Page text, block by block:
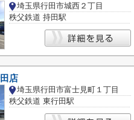
埼玉県行田市城西２丁目
秩父鉄道 持田駅
店
埼玉県行田市富士見町１丁目
秩父鉄道 東行田駅